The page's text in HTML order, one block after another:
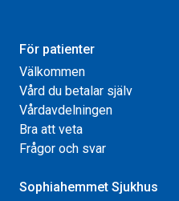
För patienter
Välkommen
Vård du betalar själv
Vårdavdelningen
Bra att veta
Frågor och svar
Sophiahemmet Sjukhus